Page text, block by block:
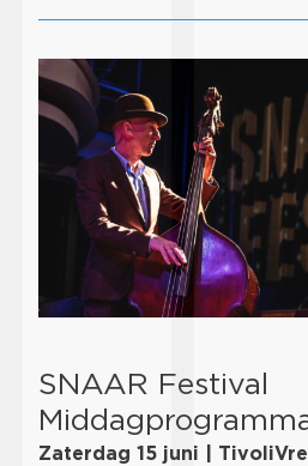
SNAAR Festival
Zaterdag 15 juni |